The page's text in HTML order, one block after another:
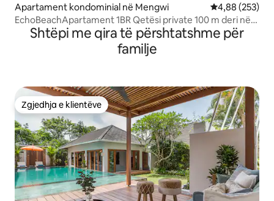
Apartament kondominial në Mengwi Vlerësimi
4,88 (253)
EchoBeachApartament 1BR Qetësi private 100 m deri në
plazhShtëpi me qira të përshtatshme për
familje
Zgjedhja e klientëve
Zgjedhja e klientëve